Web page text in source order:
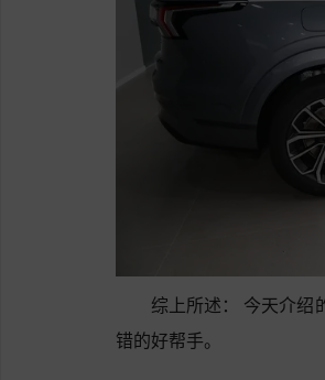
综上所述： 今天介绍
错的好帮手。